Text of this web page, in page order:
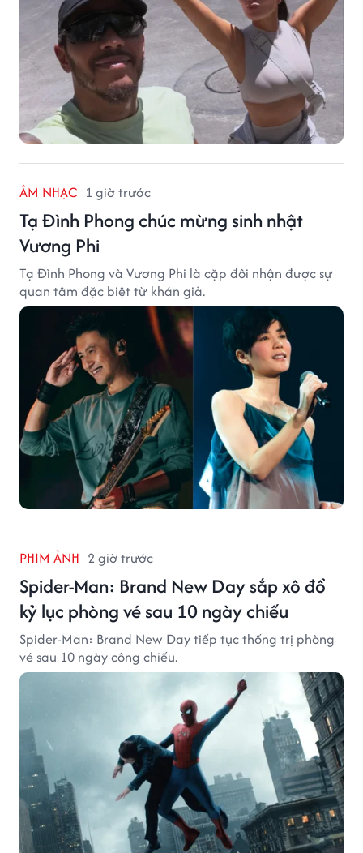
ÂM NHẠC 1 giờ trước
Tạ Đình Phong chúc mừng sinh nhật
Vương Phi
Tạ Đình Phong và Vương Phi là cặp đôi nhận được sự
quan tâm đặc biệt từ khán giả.
PHIM ẢNH 2 giờ trước
Spider-Man: Brand New Day sắp xô đổ
kỷ lục phòng vé sau 10 ngày chiếu
Spider-Man: Brand New Day tiếp tục thống trị phòng
vé sau 10 ngày công chiếu.